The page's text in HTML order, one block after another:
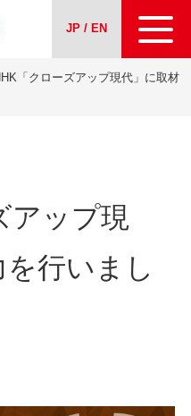
JP / EN
「クローズアップ現代」に取材
アップ現
行いまし